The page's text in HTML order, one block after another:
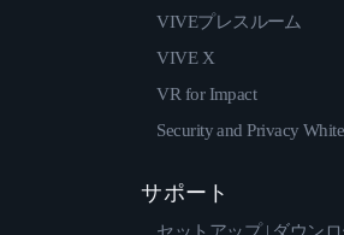
VIVEプレスルーム
VIVE X
VR for Impact
Security and Privacy
サポート